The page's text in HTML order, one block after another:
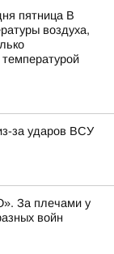
пятница В
воздуха,
за ударов ВСУ
За плечами у
войн